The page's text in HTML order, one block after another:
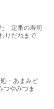
定番の寿司
りだねまで
・あまみど
つやみつま